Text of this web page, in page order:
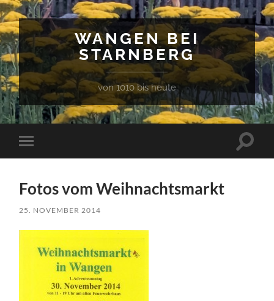
WANGEN BEI
STARNBERG
von 1010 bis heute
Mobile-
Menü
Fotos vom Weihnachtsmarkt
25. NOVEMBER 2014